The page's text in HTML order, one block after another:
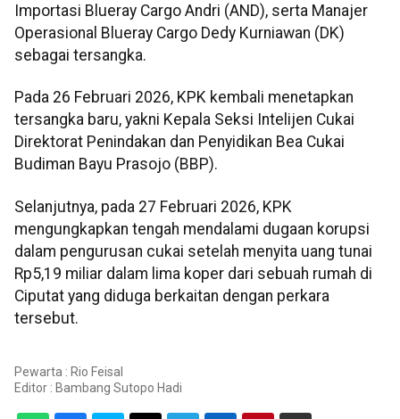
Importasi Blueray Cargo Andri (AND), serta Manajer
Operasional Blueray Cargo Dedy Kurniawan (DK)
sebagai tersangka.
Pada 26 Februari 2026, KPK kembali menetapkan
tersangka baru, yakni Kepala Seksi Intelijen Cukai
Direktorat Penindakan dan Penyidikan Bea Cukai
Budiman Bayu Prasojo (BBP).
Selanjutnya, pada 27 Februari 2026, KPK
mengungkapkan tengah mendalami dugaan korupsi
dalam pengurusan cukai setelah menyita uang tunai
Rp5,19 miliar dalam lima koper dari sebuah rumah di
Ciputat yang diduga berkaitan dengan perkara
tersebut.
Pewarta : Rio Feisal
Editor : Bambang Sutopo Hadi